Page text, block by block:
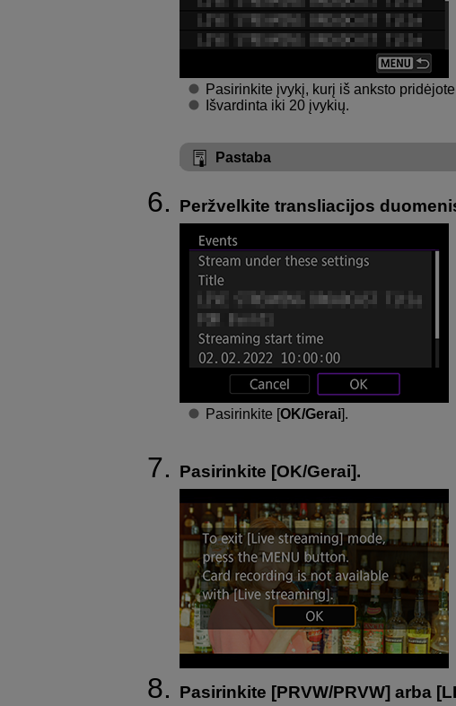
Pasirinkite įvykį, kurį iš anksto pridėjote
Išvardinta iki 20 įvykių.
Pastaba
Peržvelkite transliacijos
Pasirinkite [OK/Gerai].
Pasirinkite [OK/Gerai].
Pasirinkite [PRVW/PRVW] arba [